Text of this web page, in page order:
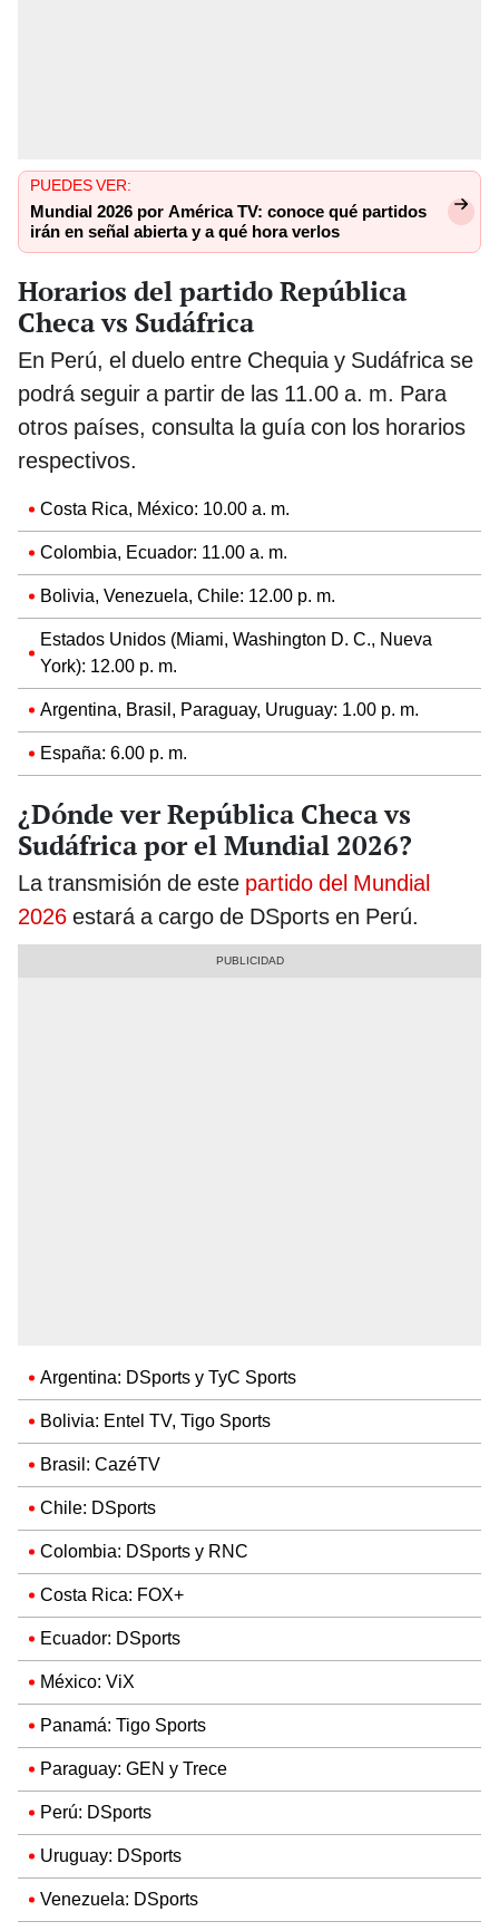
PUEDES VER:
Mundial 2026 por América TV: conoce qué partidos
irán en señal abierta y a qué hora verlos
Horarios del partido República
Checa vs Sudáfrica
En Perú, el duelo entre Chequia y Sudáfrica se
podrá seguir a partir de las 11.00 a. m. Para
otros países, consulta la guía con los horarios
respectivos.
Costa Rica, México: 10.00 a. m.
Colombia, Ecuador: 11.00 a. m.
Bolivia, Venezuela, Chile: 12.00 p. m.
Estados Unidos (Miami, Washington D. C., Nueva
York): 12.00 p. m.
Argentina, Brasil, Paraguay, Uruguay: 1.00 p. m.
España: 6.00 p. m.
¿Dónde ver República Checa vs
Sudáfrica por el Mundial 2026?
La transmisión de este partido del Mundial
2026 estará a cargo de DSports en Perú.
Argentina: DSports y TyC Sports
Bolivia: Entel TV, Tigo Sports
Brasil: CazéTV
Chile: DSports
Colombia: DSports y RNC
Costa Rica: FOX+
Ecuador: DSports
México: ViX
Panamá: Tigo Sports
Paraguay: GEN y Trece
Perú: DSports
Uruguay: DSports
Venezuela: DSports